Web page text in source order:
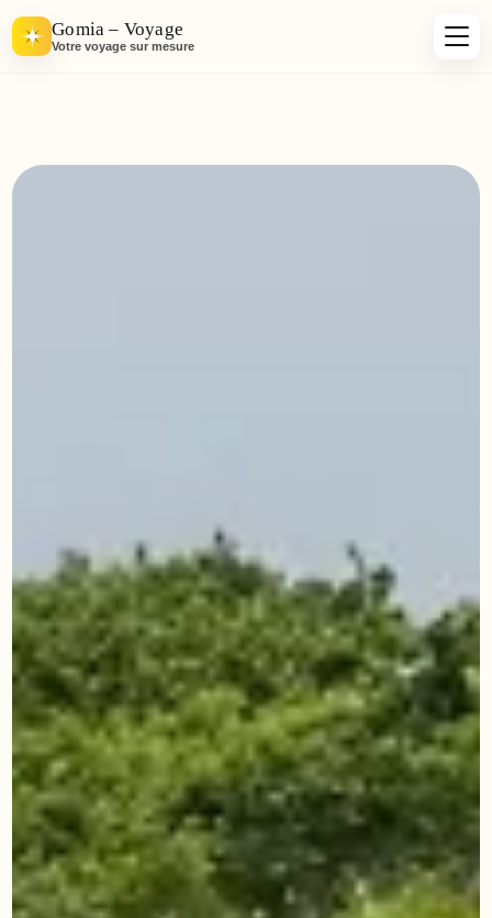
Gomia – Voyage
Votre voyage sur mesure